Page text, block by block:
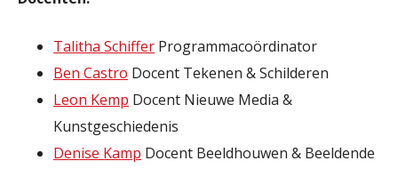
Talitha Schiffer Programmacoördinator
Ben Castro Docent Tekenen & Schilderen
Leon Kemp Docent Nieuwe Media &
Kunstgeschiedenis
Denise Kamp Docent Beeldhouwen & Beeldende